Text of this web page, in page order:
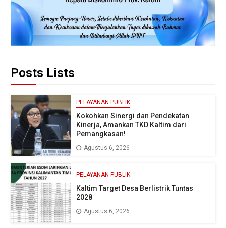
Posts Lists
PELAYANAN PUBLIK
Kokohkan Sinergi dan Pendekatan
Kinerja, Amankan TKD Kaltim dari
Pemangkasan!
Agustus 6, 2026
PELAYANAN PUBLIK
Kaltim Target Desa Berlistrik Tuntas
2028
Agustus 6, 2026